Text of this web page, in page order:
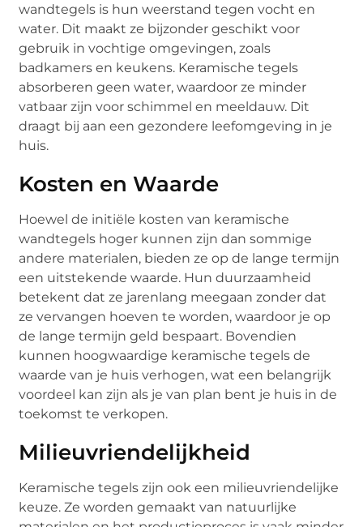
wandtegels is hun weerstand tegen vocht en
water. Dit maakt ze bijzonder geschikt voor
gebruik in vochtige omgevingen, zoals
badkamers en keukens. Keramische tegels
absorberen geen water, waardoor ze minder
vatbaar zijn voor schimmel en meeldauw. Dit
draagt bij aan een gezondere leefomgeving in je
huis.
Kosten en Waarde
Hoewel de initiële kosten van keramische
wandtegels hoger kunnen zijn dan sommige
andere materialen, bieden ze op de lange termijn
een uitstekende waarde. Hun duurzaamheid
betekent dat ze jarenlang meegaan zonder dat
ze vervangen hoeven te worden, waardoor je op
de lange termijn geld bespaart. Bovendien
kunnen hoogwaardige keramische tegels de
waarde van je huis verhogen, wat een belangrijk
voordeel kan zijn als je van plan bent je huis in de
toekomst te verkopen.
Milieuvriendelijkheid
Keramische tegels zijn ook een milieuvriendelijke
keuze. Ze worden gemaakt van natuurlijke